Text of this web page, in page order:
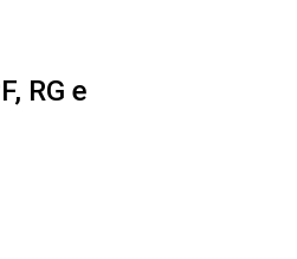
RG e